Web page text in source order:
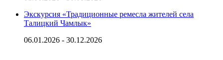
Экскурсия «Традиционные ремесла жителей села
Талицкий Чамлык»
06.01.2026 - 30.12.2026